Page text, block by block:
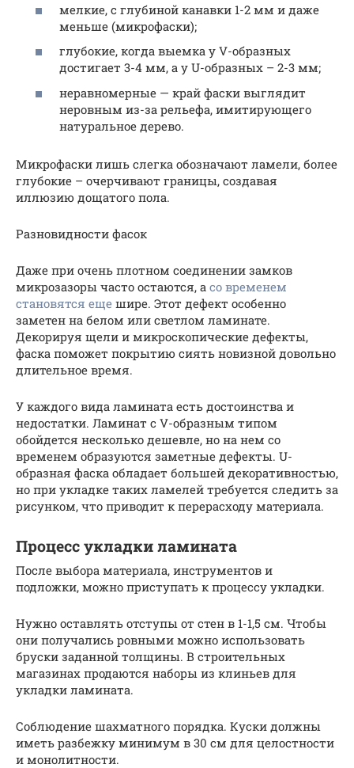
мелкие, с глубиной канавки 1-2 мм и даже
меньше (микрофаски);
глубокие, когда выемка у V-образных
достигает 3-4 мм, а у U-образных – 2-3 мм;
неравномерные — край фаски выглядит
неровным из-за рельефа, имитирующего
натуральное дерево.
Микрофаски лишь слегка обозначают ламели, более
глубокие – очерчивают границы, создавая
иллюзию дощатого пола.
Разновидности фасок
Даже при очень плотном соединении замков
микрозазоры часто остаются, а со временем
становятся еще шире. Этот дефект особенно
заметен на белом или светлом ламинате.
Декорируя щели и микроскопические дефекты,
фаска поможет покрытию сиять новизной довольно
длительное время.
У каждого вида ламината есть достоинства и
недостатки. Ламинат с V-образным типом
обойдется несколько дешевле, но на нем со
временем образуются заметные дефекты. U-
образная фаска обладает большей декоративностью,
но при укладке таких ламелей требуется следить за
рисунком, что приводит к перерасходу материала.
Процесс укладки ламината
После выбора материала, инструментов и
подложки, можно приступать к процессу укладки.
Нужно оставлять отступы от стен в 1-1,5 см. Чтобы
они получались ровными можно использовать
бруски заданной толщины. В строительных
магазинах продаются наборы из клиньев для
укладки ламината.
Соблюдение шахматного порядка. Куски должны
иметь разбежку минимум в 30 см для целостности
и монолитности.